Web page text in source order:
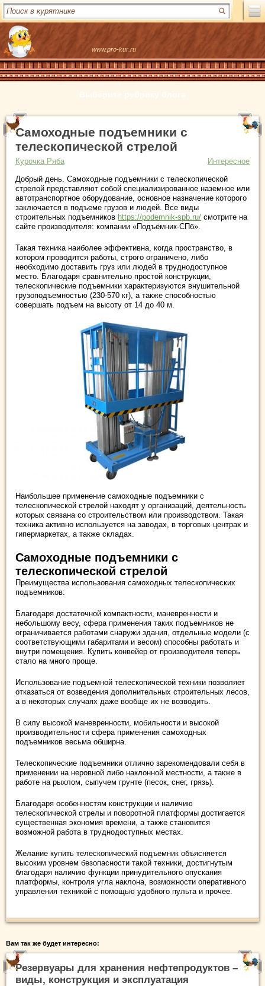
www.pro-kur.ru
Выберите рубрику блога
Самоходные подъемники с
телескопической стрелой
Курочка Ряба
Интересное
Добрый день. Самоходные подъемники с телескопической
стрелой представляют собой специализированное наземное или
автотранспортное оборудование, основное назначение которого
заключается в подъеме грузов и людей. Все виды
строительных подъемников https://podemnik-spb.ru/ смотрите на
сайте производителя: компании «Подъёмник-СПб».
Такая техника наиболее эффективна, когда пространство, в
котором проводятся работы, строго ограничено, либо
необходимо доставить груз или людей в труднодоступное
место. Благодаря сравнительно простой конструкции,
телескопические подъемники характеризуются внушительной
грузоподъемностью (230-570 кг), а также способностью
совершать подъем на высоту от 14 до 40 м.
Наибольшее применение самоходные подъемники с
телескопической стрелой находят у организаций, деятельность
которых связана со строительством или производством. Такая
техника активно используется на заводах, в торговых центрах и
гипермаркетах, а также складах.
Самоходные подъемники с
телескопической стрелой
Преимущества использования самоходных телескопических
подъемников:
Благодаря достаточной компактности, маневренности и
небольшому весу, сфера применения таких подъемников не
ограничивается работами снаружи здания, отдельные модели (с
соответствующими габаритами и весом) способны работать и
внутри помещения. Купить конвейер от производителя теперь
стало на много проще.
Использование подъемной телескопической техники позволяет
отказаться от возведения дополнительных строительных лесов,
а в некоторых случаях даже вообще их не возводить.
В силу высокой маневренности, мобильности и высокой
производительности сфера применения самоходных
подъемников весьма обширна.
Телескопические подъемники отлично зарекомендовали себя в
применении на неровной либо наклонной местности, а также в
работе на рыхлом, сыпучем грунте (песок, снег, грязь).
Благодаря особенностям конструкции и наличию
телескопической стрелы и поворотной платформы достигается
существенная экономия времени, а также становится
возможной работа в труднодоступных местах.
Желание купить телескопический подъемник объясняется
высоким уровнем безопасности такой техники, достигнутым
благодаря наличию функции принудительного опускания
платформы, контроля угла наклона, возможности оперативного
управления техникой с помощью удобного пульта и прочее.
Вам так же будет интересно:
Резервуары для хранения нефтепродуктов –
виды, конструкция и эксплуатация